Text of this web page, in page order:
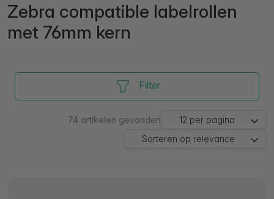
Zebra compatible labelrollen
met 76mm kern
Filter
74 artikelen gevonden 12 per pagina
Sorteren op relevance